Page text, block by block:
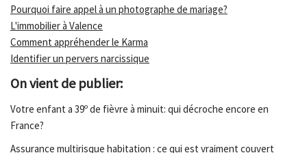
Pourquoi faire appel à un photographe de mariage?
L'immobilier à Valence
Comment appréhender le Karma
Identifier un pervers narcissique
On vient de publier:
Votre enfant a 39º de fièvre à minuit: qui décroche encore en
France?
Assurance multirisque habitation : ce qui est vraiment couvert